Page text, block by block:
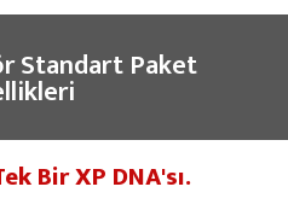
Standart Paket
Bir XP DNA'sı.